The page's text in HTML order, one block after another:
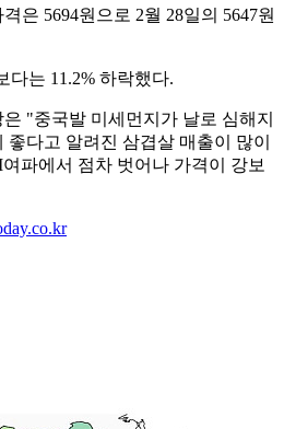
은 5694원으로 2월 28일의 5647원
다는 11.2% 하락했다.
"중국발 미세먼지가 날로 심해지
다고 알려진 삼겹살 매출이 많이
파에서 점차 벗어나 가격이 강보